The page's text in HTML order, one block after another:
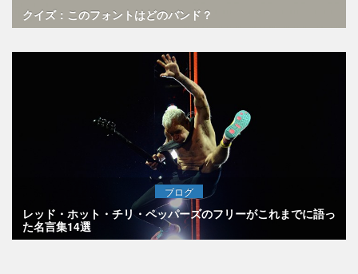
クイズ：このフォントはどのバンド？
ブログ
レッド・ホット・チリ・ペッパーズのフリーがこれまでに語っ
た名言集14選